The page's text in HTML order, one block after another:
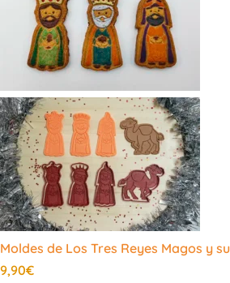
Moldes de Los Tres Reyes Magos y
9,90€